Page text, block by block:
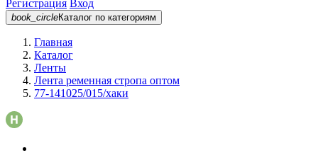
Регистрация Вход
book_circleКаталог по категориям
Главная
Каталог
Ленты
Лента ременная стропа оптом
77-141025/015/хаки